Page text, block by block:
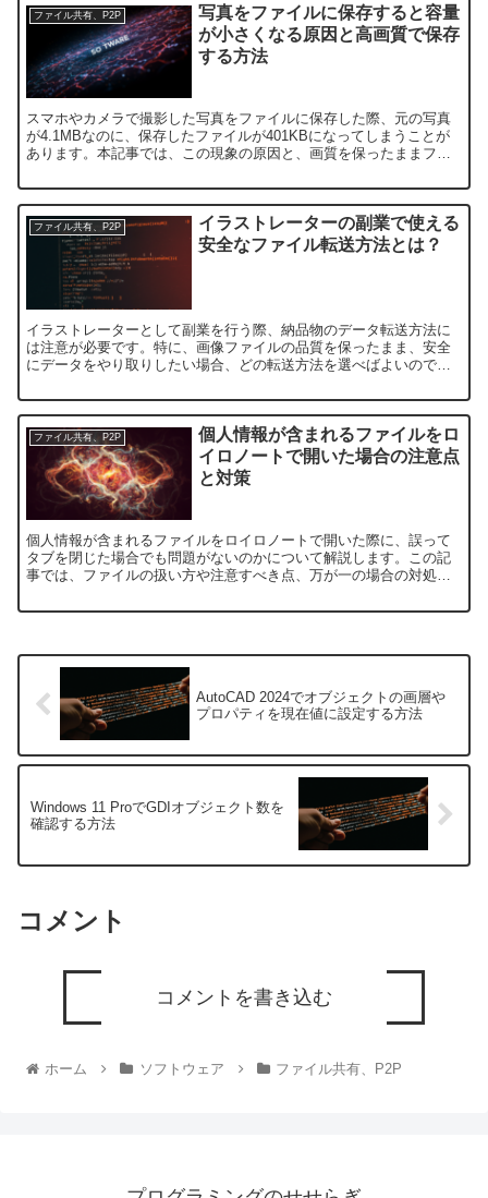
ファイル共有、P2P
写真をファイルに保存すると容量
が小さくなる原因と高画質で保存
する方法
スマホやカメラで撮影した写真をファイルに保存した際、元の写真
が4.1MBなのに、保存したファイルが401KBになってしまうことが
あります。本記事では、この現象の原因と、画質を保ったままファ
ファイル共有、P2P
イラストレーターの副業で使える
安全なファイル転送方法とは？
イラストレーターとして副業を行う際、納品物のデータ転送方法に
は注意が必要です。特に、画像ファイルの品質を保ったまま、安全
にデータをやり取りしたい場合、どの転送方法を選べばよいのでし
率...
ファイル共有、P2P
個人情報が含まれるファイルをロ
イロノートで開いた場合の注意点
と対策
個人情報が含まれるファイルをロイロノートで開いた際に、誤って
タブを閉じた場合でも問題がないのかについて解説します。この記
事では、ファイルの扱い方や注意すべき点、万が一の場合の対処方
取...
AutoCAD 2024でオブジェクトの画層や
プロパティを現在値に設定する方法
Windows 11 ProでGDIオブジェクト数を
確認する方法
コメント
コメントを書き込む
ホーム ソフトウェア ファイル共有、P2P